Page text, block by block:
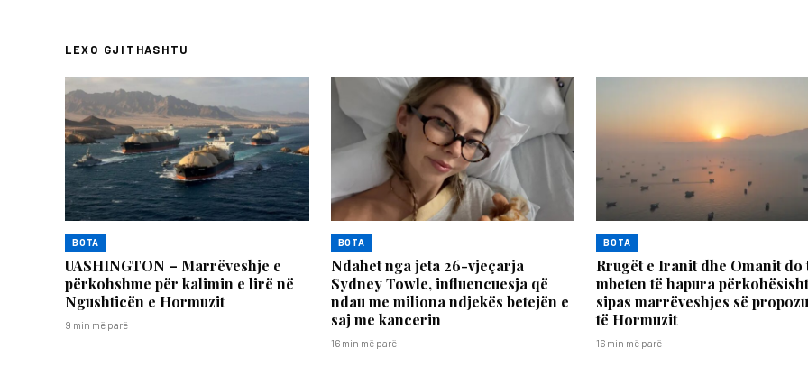
LEXO GJITHASHTU
BOTA
UASHINGTON – Marrëveshje e
përkohshme për kalimin e lirë në
Ngushticën e Hormuzit
9 min më parë
BOTA
Ndahet nga jeta 26-vjeçarja
Sydney Towle, influencuesja që
ndau me miliona ndjekës betejën e
saj me kancerin
16 min më parë
BOTA
Rrugët e Iranit dhe Omanit do
mbeten të hapura
sipas marrëveshjes së
të Hormuzit
16 min më parë